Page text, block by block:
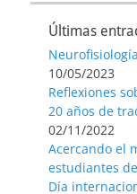
Últimas
10/05/2023
Reflexiones
20 años de
02/11/2022
Acercando el
estudiantes
Día